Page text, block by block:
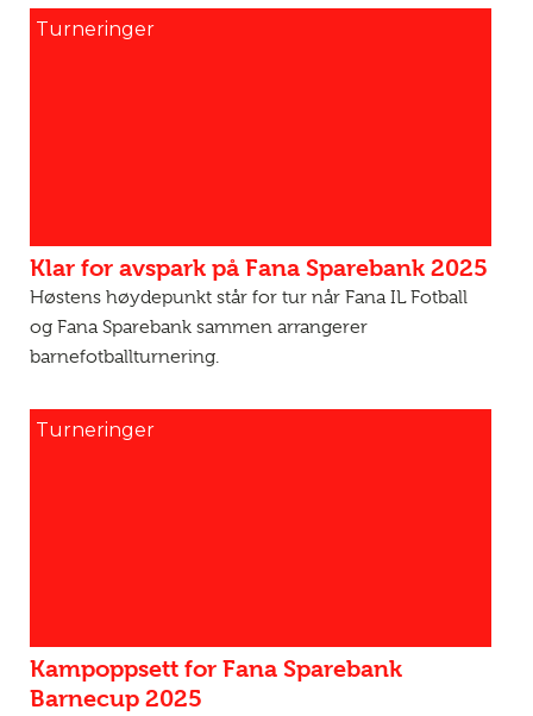
Turneringer
Klar for avspark på Fana Sparebank 2025
Høstens høydepunkt står for tur når Fana IL Fotball
og Fana Sparebank sammen arrangerer
barnefotballturnering.
Turneringer
Kampoppsett for Fana Sparebank
Barnecup 2025